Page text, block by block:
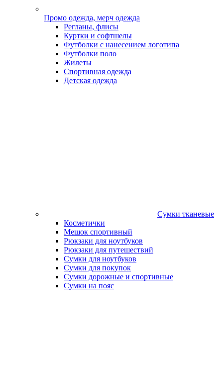
Промо одежда, мерч одежда
Регланы, флисы
Куртки и софтшелы
Футболки с нанесением логотипа
Футболки поло
Жилеты
Спортивная одежда
Детская одежда
Сумки тканевые
Косметички
Мешок спортивный
Рюкзаки для ноутбуков
Рюкзаки для путешествий
Сумки для ноутбуков
Сумки для покупок
Сумки дорожные и спортивные
Сумки на пояс